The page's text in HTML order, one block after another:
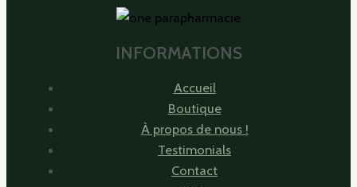
INFORMATIONS
Accueil
Boutique
À propos de nous !
Testimonials
Contact